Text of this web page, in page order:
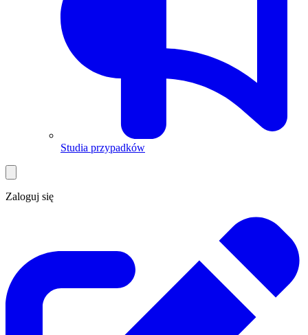
Studia przypadków
Zaloguj się